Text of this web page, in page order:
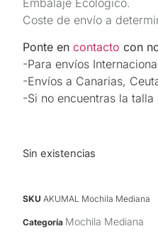
Embalaje Ecológico.
Coste de envío a
Ponte encontacto con
-Para envíos
-Envíos a Canarias,
-Si no encuentras la
Sin existencias
SKUAKUMAL Mochila Mediana
Categoría Mochila Mediana